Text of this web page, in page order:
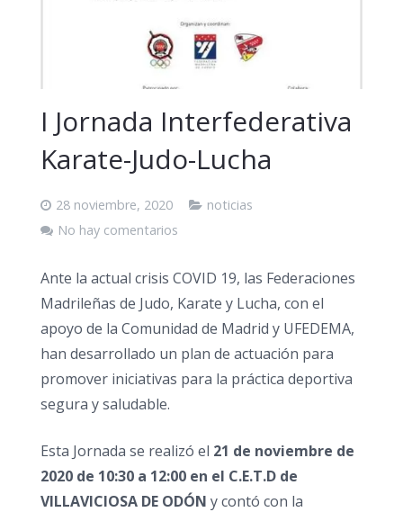
I Jornada Interfederativa
Karate-Judo-Lucha
28 noviembre, 2020
noticias
No hay comentarios
Ante la actual crisis COVID 19, las Federaciones
Madrileñas de Judo, Karate y Lucha, con el
apoyo de la Comunidad de Madrid y UFEDEMA,
han desarrollado un plan de actuación para
promover iniciativas para la práctica deportiva
segura y saludable.
Esta Jornada se realizó el 21 de noviembre de
2020 de 10:30 a 12:00 en el C.E.T.D de
VILLAVICIOSA DE ODÓN y contó con la